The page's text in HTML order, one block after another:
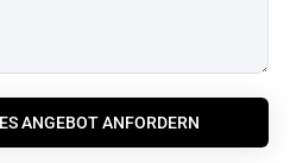
ANGEBOT ANFORDERN